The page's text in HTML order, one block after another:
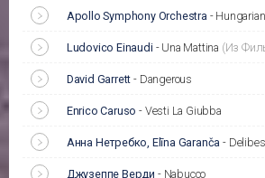
Apollo Symphony Orchestra -
Ludovico Einaudi - Una Mattina (Из
David Garrett - Dangerous
Enrico Caruso - Vesti La Giubba
Анна Нетребко, Elīna Garanča - Delibes
Джузеппе Верди - Nabucco